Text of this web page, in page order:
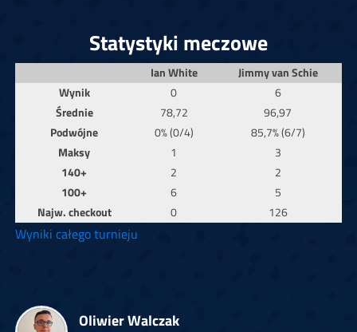
Statystyki meczowe
Ian White
Jimmy van Schie
Wynik
0
6
Średnie
78,72
96,97
Podwójne
0% (0/4)
85,7% (6/7)
Maksy
1
3
140+
2
2
100+
6
5
Najw. checkout
0 126
Wyniki całego turnieju
Oliwier Walczak